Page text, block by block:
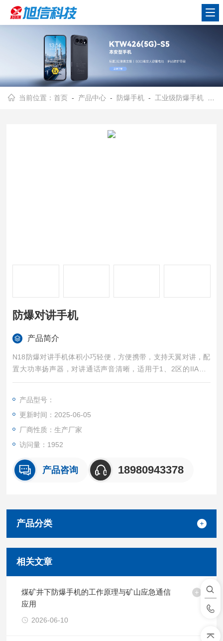
当前位置：首页 - 产品中心 - 防爆手机 - 工业级防爆手机
防爆对讲手机
产品简介
N18防爆对讲手机体积小巧轻便，方便携带，支持天翼对讲，配
置大功率扬声器，对讲通话声音清晰，适用于1、2区的IIA、II
B、IIC类气体环境，也可使用在可燃性粉尘环境中。
产品型号：
更新时间：2025-06-05
厂商性质：生产厂家
访问量：1952
产品咨询 18980943378
产品分类
相关文章
煤矿井下防爆手机的工作原理与矿山应急通信
应用
2026-06-10